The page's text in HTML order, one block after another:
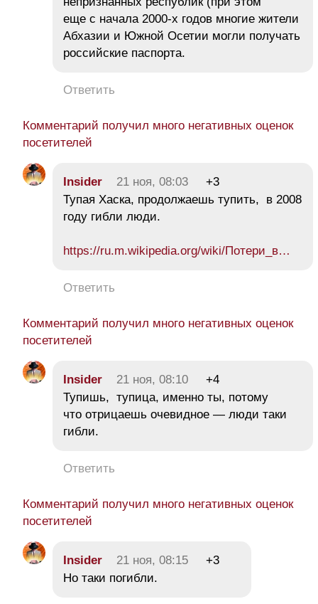
еще с начала 2000-х годов многие жители
Абхазии и Южной Осетии могли получать
российские паспорта.
Ответить
Комментарий получил много негативных оценок
посетителей
Insider 21 ноя, 08:03
+3
Тупая Хаска, продолжаешь тупить, в 2008
году гибли люди.
https://ru.m.wikipedia.org/wiki/Потери_в…
Ответить
Комментарий получил много негативных оценок
посетителей
Insider 21 ноя, 08:10
+4
Тупишь, тупица, именно ты, потому
что отрицаешь очевидное — люди таки
гибли.
Ответить
Комментарий получил много негативных оценок
посетителей
Insider 21 ноя, 08:15
+3
Но таки погибли.